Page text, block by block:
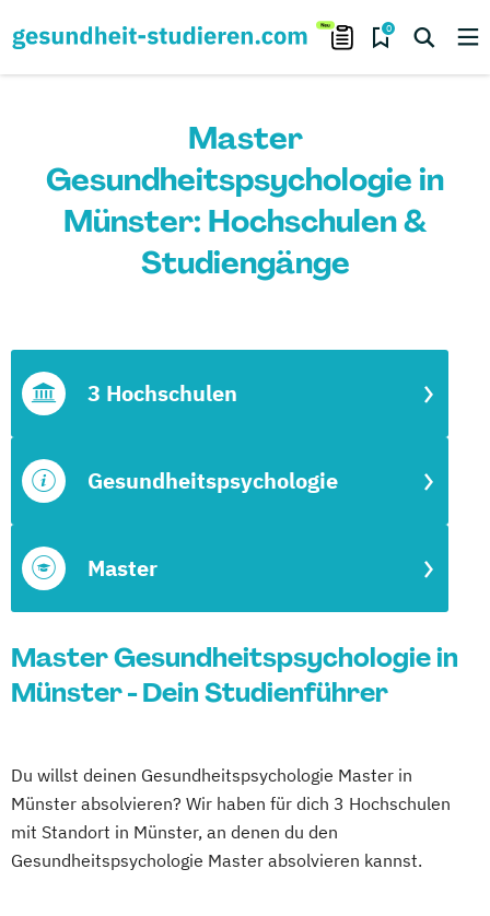
0
Master
Gesundheitspsychologie in
Münster: Hochschulen &
Studiengänge
Master
Gesundheitspsychologie
3 Hochschulen
Master Gesundheitspsychologie in
Münster - Dein Studienführer
Du willst deinen Gesundheitspsychologie Master in
Münster absolvieren? Wir haben für dich 3 Hochschulen
mit Standort in Münster, an denen du den
Gesundheitspsychologie Master absolvieren kannst.